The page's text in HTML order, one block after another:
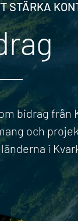
STÄRKA
bidrag från
och
i